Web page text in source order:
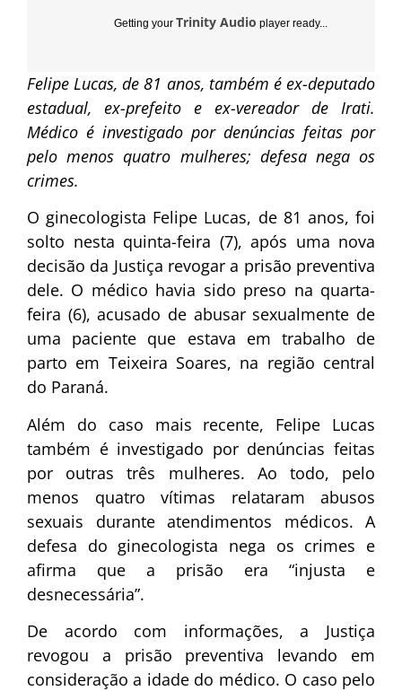
Getting your Trinity Audio player ready...
Felipe Lucas, de 81 anos, também é ex-deputado
estadual, ex-prefeito e ex-vereador de Irati.
Médico é investigado por denúncias feitas por
pelo menos quatro mulheres; defesa nega os
crimes.
O ginecologista Felipe Lucas, de 81 anos, foi
solto nesta quinta-feira (7), após uma nova
decisão da Justiça revogar a prisão preventiva
dele. O médico havia sido preso na quarta-
feira (6), acusado de abusar sexualmente de
uma paciente que estava em trabalho de
parto em Teixeira Soares, na região central
do Paraná.
Além do caso mais recente, Felipe Lucas
também é investigado por denúncias feitas
por outras três mulheres. Ao todo, pelo
menos quatro vítimas relataram abusos
sexuais durante atendimentos médicos. A
defesa do ginecologista nega os crimes e
afirma que a prisão era “injusta e
desnecessária”.
De acordo com informações, a Justiça
revogou a prisão preventiva levando em
consideração a idade do médico. O caso pelo